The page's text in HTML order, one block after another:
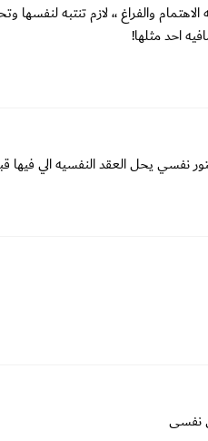
الاهتمام والفراغ ،، لازم تنتبه
احد مثلها!
نفسي يحل العقد النفسيه الي فيها
نفسى